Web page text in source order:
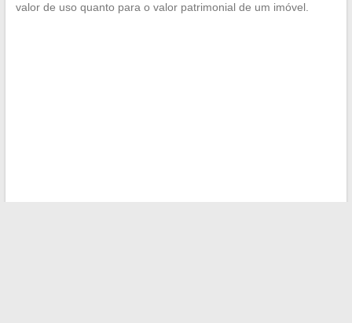
valor de uso quanto para o valor patrimonial de um imóvel.